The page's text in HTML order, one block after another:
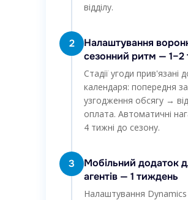
відділу.
2
Налаштування
сезонний ритм — 1–2
Стадії угоди прив'язані
календаря: попередня
узгодження обсягу →
оплата. Автоматичні
4 тижні до сезону.
3
Мобільний додаток
агентів — 1 тиждень
Налаштування